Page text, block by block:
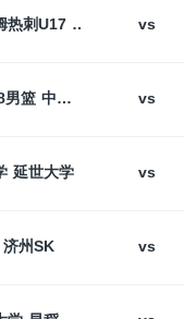
托特纳姆热刺U17
vs
中国U18男篮 vs
延世大学 vs
济州SK vs